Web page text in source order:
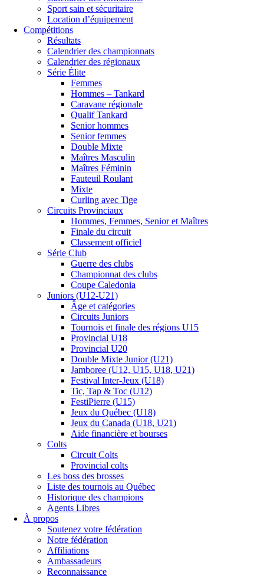
Sport sain et sécuritaire
Location d’équipement
Compétitions
Résultats
Calendrier des championnats
Calendrier des régionaux
Série Élite
Femmes
Hommes – Tankard
Caravane régionale
Qualif Tankard
Senior hommes
Senior femmes
Double Mixte
Maîtres Masculin
Maîtres Féminin
Fauteuil Roulant
Mixte
Curling avec Tige
Circuits Provinciaux
Hommes, Femmes, Senior et Maîtres
Finale du circuit
Classement officiel
Série Club
Guerre des clubs
Championnat des clubs
Coupe Caledonia
Juniors (U12-U21)
Âge et catégories
Circuits Juniors
Tournois et finale des régions U15
Provincial U18
Provincial U20
Double Mixte Junior (U21)
Jamboree (U12, U15, U18, U21)
Festival Inter-Jeux (U18)
Tic, Tap & Toc (U12)
FestiPierre (U15)
Jeux du Québec (U18)
Jeux du Canada (U18, U21)
Aide financière et bourses
Colts
Circuit Colts
Provincial colts
Les boss des brosses
Liste des tournois au Québec
Historique des champions
Agents Libres
À propos
Soutenez votre fédération
Notre fédération
Affiliations
Ambassadeurs
Reconnaissance